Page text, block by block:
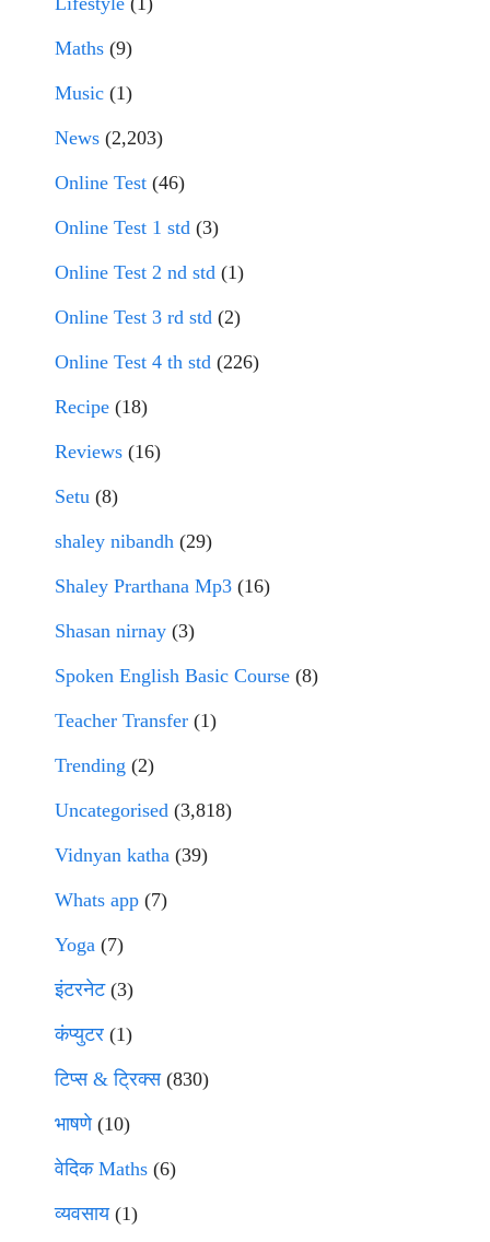
Maths (9)
Music (1)
News (2,203)
Online Test (46)
Online Test 1 std (3)
Online Test 2 nd std (1)
Online Test 3 rd std (2)
Online Test 4 th std (226)
Recipe (18)
Reviews (16)
Setu (8)
shaley nibandh (29)
Shaley Prarthana Mp3 (16)
Shasan nirnay (3)
Spoken English Basic Course (8)
Teacher Transfer (1)
Trending (2)
Uncategorised (3,818)
Vidnyan katha (39)
Whats app (7)
Yoga (7)
इंटरनेट(3)
कंप्युटर (1)
टिप्स & ट्रिक्स(830)
भाषणे(10)
वेदिक Maths (6)
व्यवसाय(1)